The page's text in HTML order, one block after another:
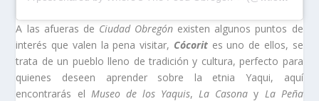
A las afueras de Ciudad Obregón existen algunos puntos de
interés que valen la pena visitar, Cócorites uno de ellos, se
trata de un pueblo lleno de tradición y cultura, perfecto para
quienes deseen aprender sobre la etnia Yaqui, aquí
encontrarás el Museo de los Yaquis, La Casona y La Peña